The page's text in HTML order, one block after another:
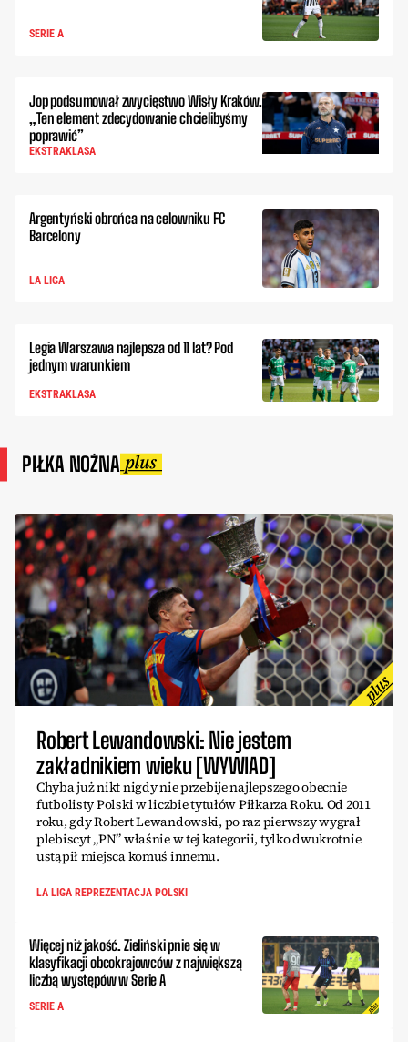
SERIE A
Jop podsumował zwycięstwo Wisły Kraków.
„Ten element zdecydowanie chcielibyśmy
poprawić”
EKSTRAKLASA
Argentyński obrońca na celowniku FC
Barcelony
LA LIGA
Legia Warszawa najlepsza od 11 lat? Pod
jednym warunkiem
EKSTRAKLASA
PIŁKA NOŻNA
Robert Lewandowski: Nie jestem
zakładnikiem wieku [WYWIAD]
Chyba już nikt nigdy nie przebije najlepszego obecnie
futbolisty Polski w liczbie tytułów Piłkarza Roku. Od 2011
roku, gdy Robert Lewandowski, po raz pierwszy wygrał
plebiscyt „PN” właśnie w tej kategorii, tylko dwukrotnie
ustąpił miejsca komuś innemu.
LA LIGA REPREZENTACJA POLSKI
Więcej niż jakość. Zieliński pnie się w
klasyfikacji obcokrajowców z największą
liczbą występów w Serie A
SERIE A